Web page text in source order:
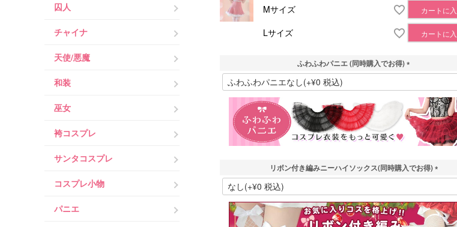
囚人
チャイナ
天使/悪魔
和装
巫女
袴コスプレ
サンタコスプレ
コスプレ小物
パニエ
Mサイズ カートに
Lサイズ カートに
ふわふわパニエ (同時購入でお得)
(
必
)
リボン付き編みニーハイソックス(同時購入でお得)
(
必
須
)